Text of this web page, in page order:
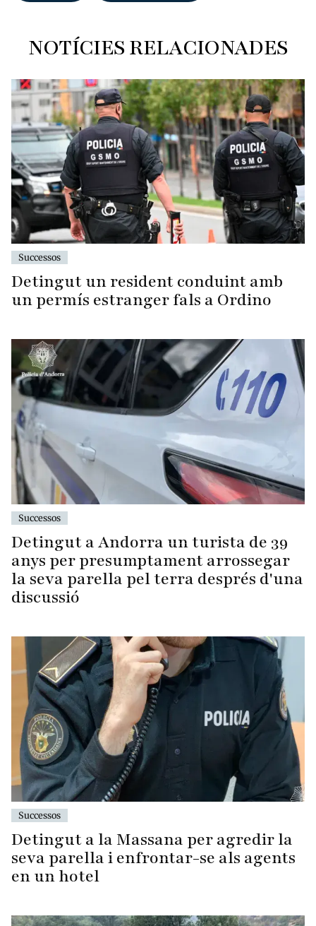
NOTÍCIES RELACIONADES
Successos
Detingut un resident conduint amb
un permís estranger fals a Ordino
Successos
Detingut a Andorra un turista de 39
anys per presumptament arrossegar
la seva parella pel terra després d'una
discussió
Successos
Detingut a la Massana per agredir la
seva parella i enfrontar-se als agents
en un hotel